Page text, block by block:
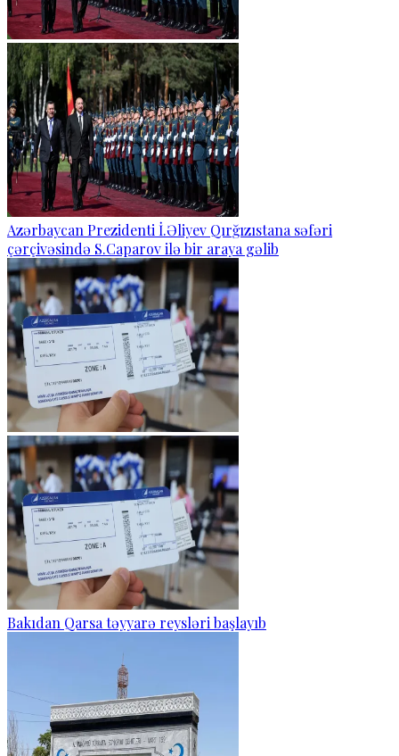
Azərbaycan Prezidenti İ.Əliyev Qırğızıstana səfəri
çərçivəsində S.Caparov ilə bir araya gəlib
Bakıdan Qarsa təyyarə reysləri başlayıb